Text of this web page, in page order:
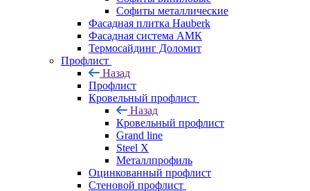
Софиты металлические
Фасадная плитка Hauberk
Фасадная система АМК
Термосайдинг Доломит
Профлист
Назад
Профлист
Кровельный профлист
Назад
Кровельный профлист
Grand line
Steel X
Металлпрофиль
Оцинкованный профлист
Стеновой профлист